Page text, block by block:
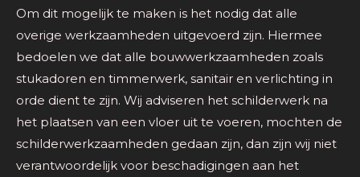
Om dit mogelijk te maken is het nodig dat alle
overige werkzaamheden uitgevoerd zijn. Hiermee
bedoelen we dat alle bouwwerkzaamheden zoals
stukadoren en timmerwerk, sanitair en verlichting in
orde dient te zijn. Wij adviseren het schilderwerk na
het plaatsen van een vloer uit te voeren, mochten de
schilderwerkzaamheden gedaan zijn, dan zijn wij niet
verantwoordelijk voor beschadigingen aan het